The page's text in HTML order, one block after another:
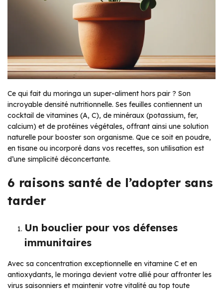
Ce qui fait du moringa un super-aliment hors pair ? Son
incroyable densité nutritionnelle. Ses feuilles contiennent un
cocktail de vitamines (A, C), de minéraux (potassium, fer,
calcium) et de protéines végétales, offrant ainsi une solution
naturelle pour booster son organisme. Que ce soit en poudre,
en tisane ou incorporé dans vos recettes, son utilisation est
d’une simplicité déconcertante.
6 raisons santé de l’adopter sans
tarder
Un bouclier pour vos défenses
immunitaires
Avec sa concentration exceptionnelle en vitamine C et en
antioxydants, le moringa devient votre allié pour affronter les
virus saisonniers et maintenir votre vitalité au top toute